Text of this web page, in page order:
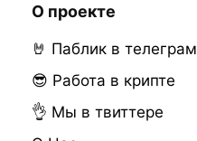
О проекте
🤘 Паблик в телеграм
😎 Работа в крипте
👌 Мы в твиттере